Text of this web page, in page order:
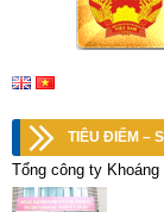
TIÊU ĐIỂM –
Tổng công ty